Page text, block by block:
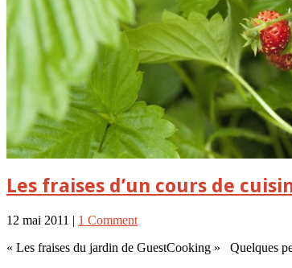
Les fraises d’un cours de
12 mai 2011 | 1 Comment
« Les fraises du jardin de GuestCooking » Quelques